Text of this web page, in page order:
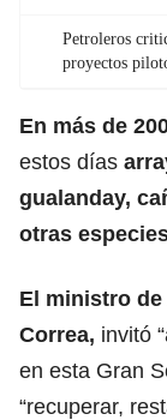
Petroleros
proyectos
En más de
estos días
gualanday,
otras
El ministro
Correa, invitó
en esta Gran
“recuperar,